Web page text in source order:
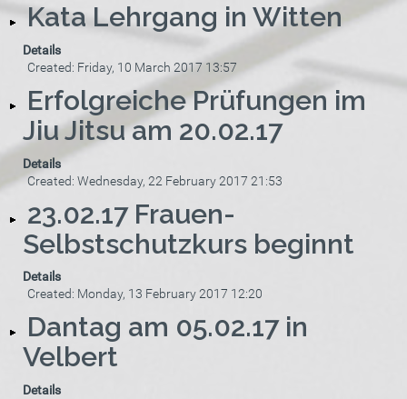
Kata Lehrgang in Witten
Details
Created: Friday, 10 March 2017 13:57
Erfolgreiche Prüfungen im
Jiu Jitsu am 20.02.17
Details
Created: Wednesday, 22 February 2017 21:53
23.02.17 Frauen-
Selbstschutzkurs beginnt
Details
Created: Monday, 13 February 2017 12:20
Dantag am 05.02.17 in
Velbert
Details